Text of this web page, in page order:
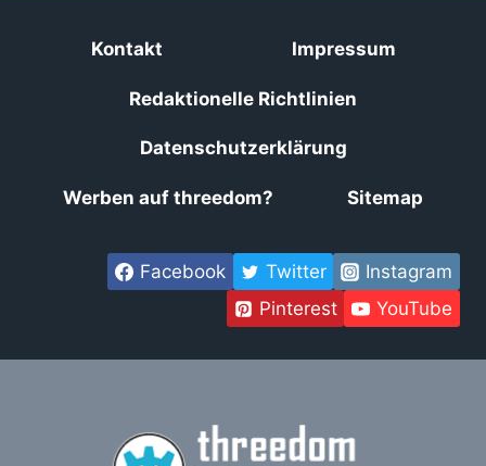
Kontakt Impressum
Redaktionelle Richtlinien
Datenschutzerklärung
Werben auf threedom? Sitemap
Facebook Twitter
Instagram
Pinterest
YouTube